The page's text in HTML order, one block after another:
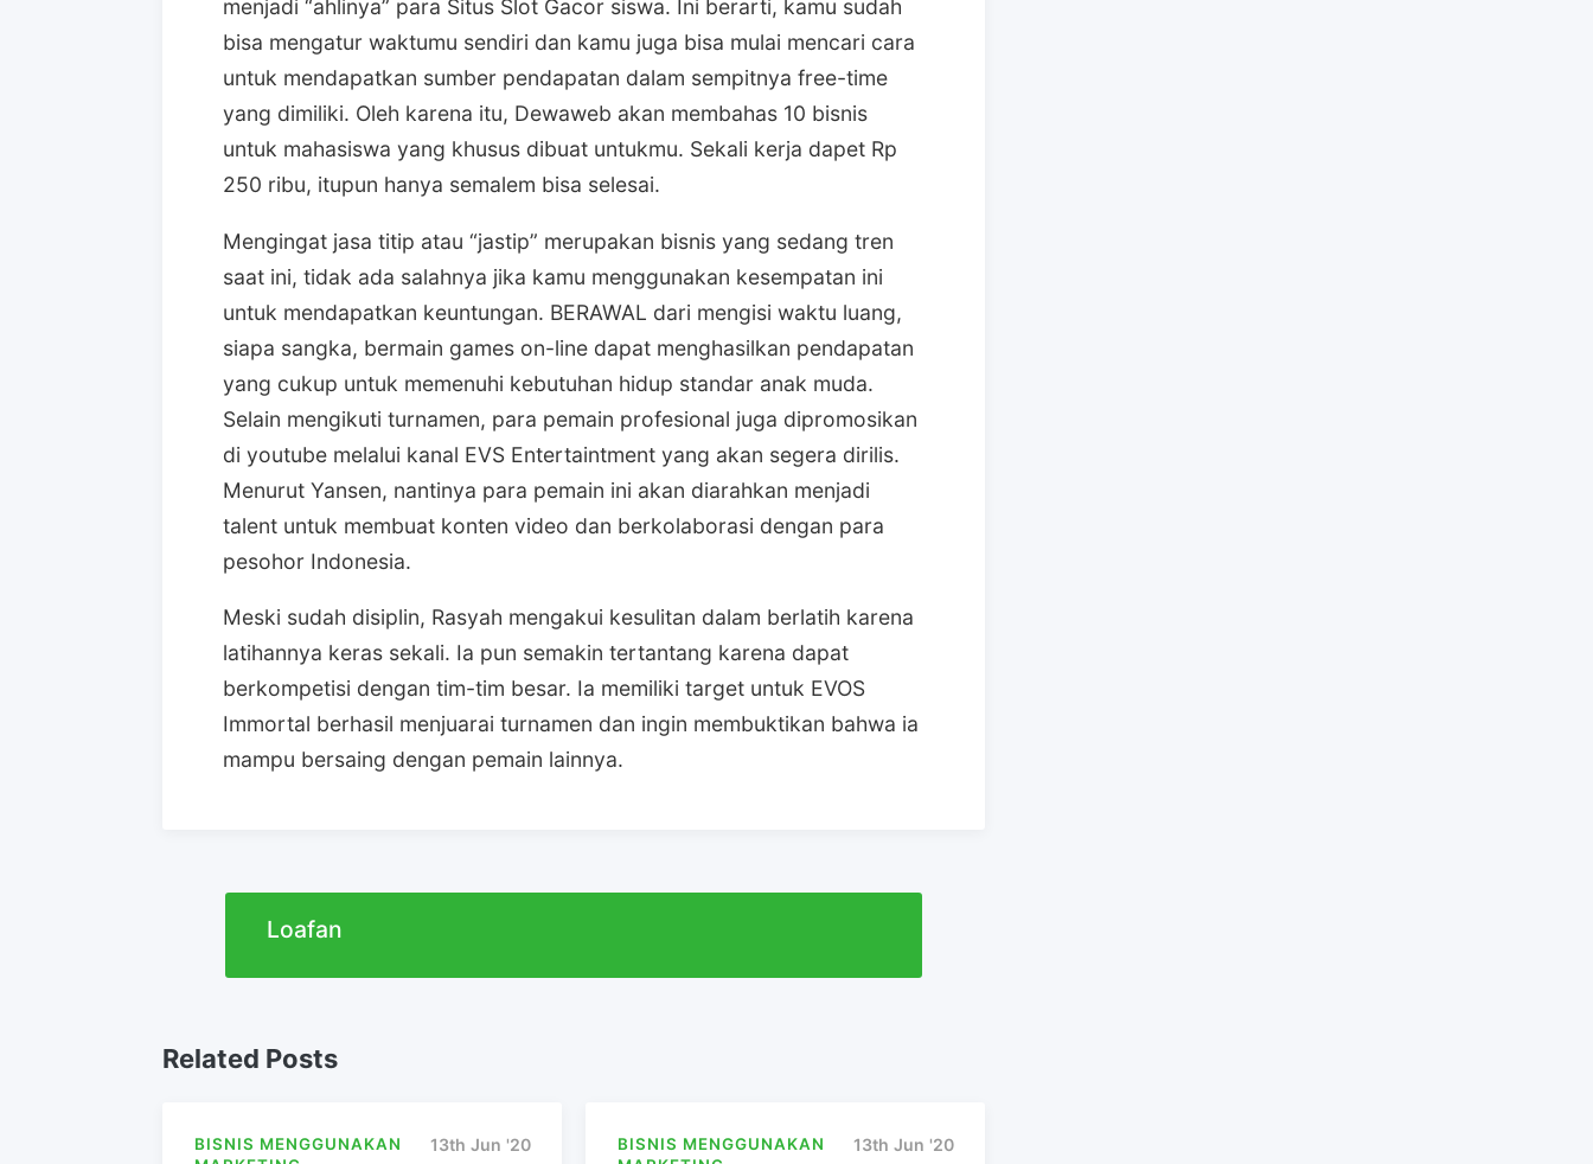
menjadi “ahlinya” para Situs Slot Gacor siswa. Ini berarti, kamu sudah
bisa mengatur waktumu sendiri dan kamu juga bisa mulai mencari cara
untuk mendapatkan sumber pendapatan dalam sempitnya free-time
yang dimiliki. Oleh karena itu, Dewaweb akan membahas 10 bisnis
untuk mahasiswa yang khusus dibuat untukmu. Sekali kerja dapet Rp
250 ribu, itupun hanya semalem bisa selesai.
Mengingat jasa titip atau “jastip” merupakan bisnis yang sedang tren
saat ini, tidak ada salahnya jika kamu menggunakan kesempatan ini
untuk mendapatkan keuntungan. BERAWAL dari mengisi waktu luang,
siapa sangka, bermain games on-line dapat menghasilkan pendapatan
yang cukup untuk memenuhi kebutuhan hidup standar anak muda.
Selain mengikuti turnamen, para pemain profesional juga dipromosikan
di youtube melalui kanal EVS Entertaintment yang akan segera dirilis.
Menurut Yansen, nantinya para pemain ini akan diarahkan menjadi
talent untuk membuat konten video dan berkolaborasi dengan para
pesohor Indonesia.
Meski sudah disiplin, Rasyah mengakui kesulitan dalam berlatih karena
latihannya keras sekali. Ia pun semakin tertantang karena dapat
berkompetisi dengan tim-tim besar. Ia memiliki target untuk EVOS
Immortal berhasil menjuarai turnamen dan ingin membuktikan bahwa ia
mampu bersaing dengan pemain lainnya.
Loafan
Related Posts
BISNIS MENGGUNAKAN
13th Jun '20
BISNIS MENGGUNAKAN
13th Jun '20